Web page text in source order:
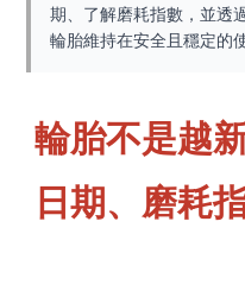
期、了解磨耗指數，並透
輪胎維持在安全且穩定的
輪胎不是越
日期、磨耗